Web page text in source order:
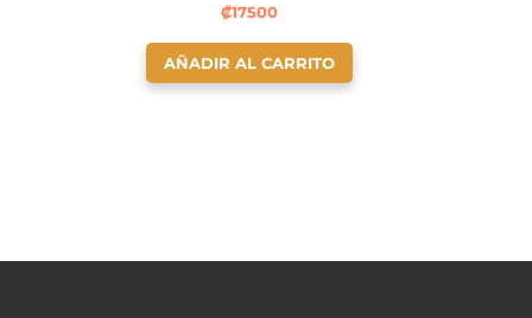
₡17500
AÑADIR AL CARRITO